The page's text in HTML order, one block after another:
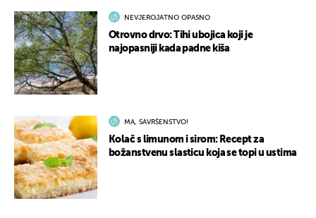
NEVJEROJATNO OPASNO
Otrovno drvo: Tihi ubojica koji je
najopasniji kada padne kiša
MA, SAVRŠENSTVO!
Kolač s limunom i sirom: Recept za
božanstvenu slasticu koja se topi u ustima